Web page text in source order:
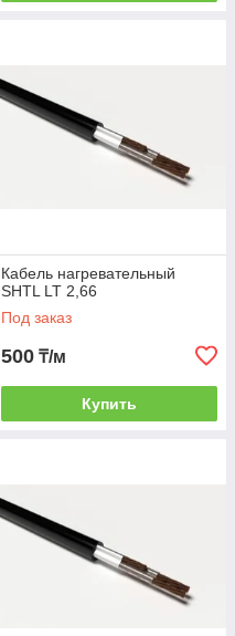
Кабель нагревательный
SHTL LT 2,66
Под заказ
500 ₸/м
Купить